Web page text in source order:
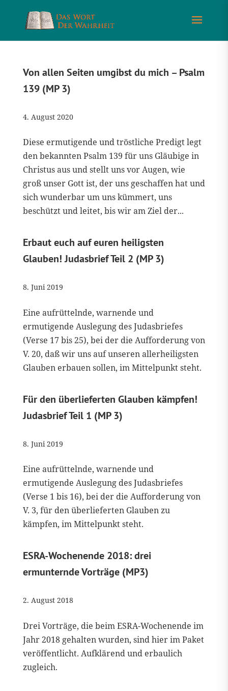
Von allen Seiten umgibst du mich – Psalm
139 (MP 3)
4. August 2020
Diese ermutigende und tröstliche Predigt legt
den bekannten Psalm 139 für uns Gläubige in
Christus aus und stellt uns vor Augen, wie
groß unser Gott ist, der uns geschaffen hat und
sich wunderbar um uns kümmert, uns
beschützt und leitet, bis wir am Ziel der...
Erbaut euch auf euren heiligsten
Glauben! Judasbrief Teil 2 (MP 3)
8. Juni 2019
Eine aufrüttelnde, warnende und
ermutigende Auslegung des Judasbriefes
(Verse 17 bis 25), bei der die Aufforderung von
V. 20, daß wir uns auf unseren allerheiligsten
Glauben erbauen sollen, im Mittelpunkt steht.
Für den überlieferten Glauben kämpfen!
Judasbrief Teil 1 (MP 3)
8. Juni 2019
Eine aufrüttelnde, warnende und
ermutigende Auslegung des Judasbriefes
(Verse 1 bis 16), bei der die Aufforderung von
V. 3, für den überlieferten Glauben zu
kämpfen, im Mittelpunkt steht.
ESRA-Wochenende 2018: drei
ermunternde Vorträge (MP3)
2. August 2018
Drei Vorträge, die beim ESRA-Wochenende im
Jahr 2018 gehalten wurden, sind hier im Paket
veröffentlicht. Aufklärend und erbaulich
zugleich.